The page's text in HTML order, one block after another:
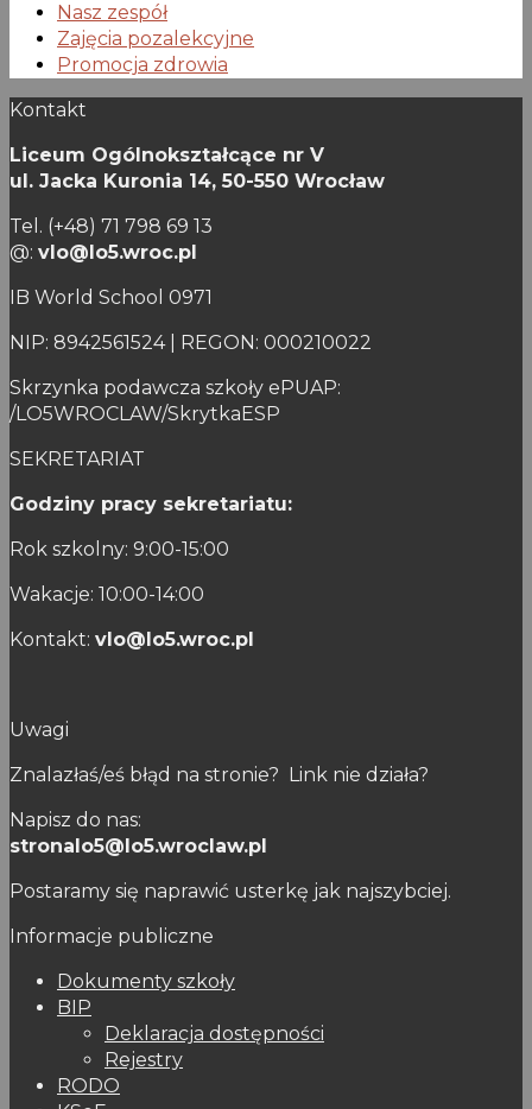
Nasz zespół
Zajęcia pozalekcyjne
Promocja zdrowia
Kontakt
Liceum Ogólnokształcące nr V
ul. Jacka Kuronia 14, 50-550 Wrocław
Tel. (+48) 71 798 69 13
@: vlo@lo5.wroc.pl
IB World School 0971
NIP: 8942561524 | REGON: 000210022
Skrzynka podawcza szkoły ePUAP:
/LO5WROCLAW/SkrytkaESP
SEKRETARIAT
Godziny pracy sekretariatu:
Rok szkolny: 9:00-15:00
Wakacje: 10:00-14:00
Kontakt: vlo@lo5.wroc.pl
Uwagi
Znalazłaś/eś błąd na stronie? Link nie działa?
Napisz do nas:
stronalo5@lo5.wroclaw.pl
Postaramy się naprawić usterkę jak najszybciej.
Informacje publiczne
Dokumenty szkoły
BIP
Deklaracja dostępności
Rejestry
RODO